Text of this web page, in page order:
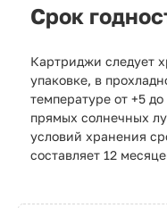
Срок
Картриджи следует
упаковке, в
температуре от +5 до
прямых солнечных
условий хранения
составляет 12